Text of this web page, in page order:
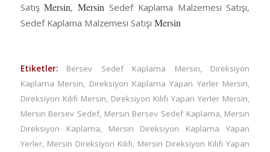
SatışMersin,Mersin Sedef Kaplama Malzemesi Satışı,
Sedef Kaplama Malzemesi Satışı Mersin
Etiketler: Bersev Sedef Kaplama Mersin, Direksiyon
Kaplama Mersin, Direksiyon Kaplama Yapan Yerler Mersin,
Direksiyon Kılıfı Mersin, Direksiyon Kılıfı Yapan Yerler Mersin,
Mersin Bersev Sedef, Mersin Bersev Sedef Kaplama, Mersin
Direksiyon Kaplama, Mersin Direksiyon Kaplama Yapan
Yerler, Mersin Direksiyon Kılıfı, Mersin Direksiyon Kılıfı Yapan